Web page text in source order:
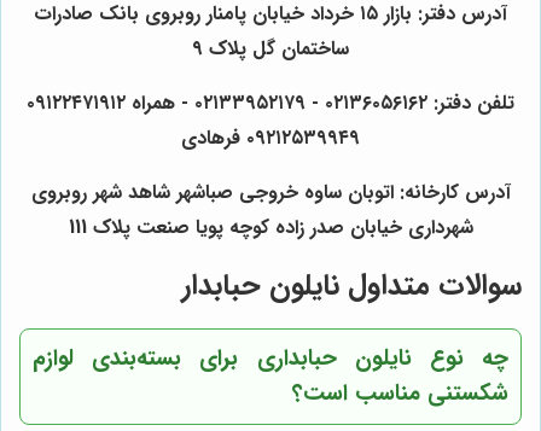
آدرس دفتر: بازار ۱۵ خرداد خیابان پامنار روبروی بانک صادرات
ساختمان گل پلاک ۹
تلفن دفتر: ۰۲۱۳۶۰۵۶۱۶۲ - ۰۲۱۳۳۹۵۲۱۷۹ - همراه ۰۹۱۲۲۴۷۱۹۱۲
۰۹۲۱۲۵۳۹۹۴۹ فرهادی
آدرس کارخانه: اتوبان ساوه خروجی صباشهر شاهد شهر روبروی
شهرداری خیابان صدر زاده کوچه پویا صنعت پلاک 111
سوالات متداول نایلون حبابدار
چه نوع نایلون حبابداری برای بسته‌بندی لوازم
شکستنی مناسب است؟